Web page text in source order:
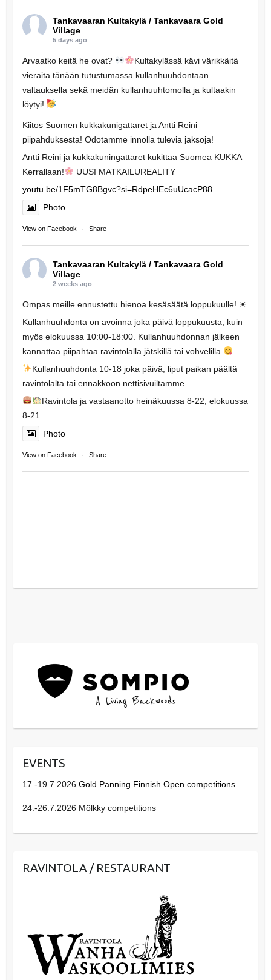
Tankavaaran Kultakylä / Tankavaara Gold
Village
5 days ago
Arvaatko keitä he ovat?
Kultakylässä kävi värikkäitä
vieraita tänään tutustumassa kullanhuuhdontaan
valtauksella sekä meidän kullanhuuhtomolla ja kultaakin
löytyi!
Kiitos Suomen kukkakunigattaret ja Antti Reini
piipahduksesta! Odotamme innolla tulevia jaksoja!
Antti Reini ja kukkakuningattaret kukittaa Suomea KUKKA
Kerrallaan!
UUSI MATKAILUREALITY
youtu.be/1F5mTG8Bgvc?si=RdpeHEc6uUcacP88
Photo
View on Facebook · Share
Tankavaaran Kultakylä / Tankavaara Gold
Village
2 weeks ago
Ompas meille ennustettu hienoa kesäsäätä loppukuulle! ☀
Kullanhuuhdonta on avoinna joka päivä loppukuusta, kuin
myös elokuussa 10:00-18:00. Kullanhuuhdonnan jälkeen
kannattaa piipahtaa ravintolalla jätskillä tai vohvelilla
Kullanhuuhdonta 10-18 joka päivä, liput paikan päältä
ravintolalta tai ennakkoon nettisivuiltamme.
Ravintola ja vastaanotto heinäkuussa 8-22, elokuussa
8-21
Photo
View on Facebook · Share
EVENTS
17.-19.7.2026 Gold Panning Finnish Open competitions
24.-26.7.2026 Mölkky competitions
RAVINTOLA / RESTAURANT